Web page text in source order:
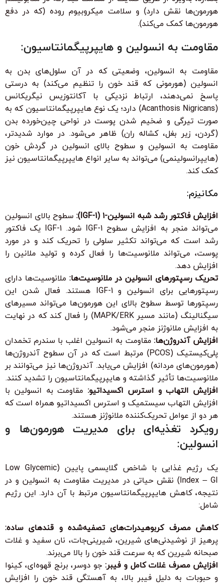
هورمون‌ها نقش دارد) و سلامت میکروبیوم روده (که در دفع
هورمون‌ها کمک می‌کند).
مقاومت به انسولین و هایپرپیگمانتاسیون:
مقاومت به انسولین، وضعیتی که در آن سلول‌های بدن به
انسولین (هورمونی که قند خون را تنظیم می‌کند) به درستی
پاسخ نمی‌دهند، ارتباط نزدیکی با آکانتوزیس نیگریکانس
(Acanthosis Nigricans) دارد؛ یک نوع هایپرپیگمانتاسیون که به
صورت تیرگی و ضخیم شدن پوست در نواحی چین‌خورده بدن
(گردن، زیر بغل، کشاله ران) ظاهر می‌شود. در موارد شدیدتر،
مقاومت به انسولین و سطوح بالای انسولین در گردش خون
(هایپرانسولینمی) می‌تواند به سایر انواع هایپرپیگمانتاسیون نیز
کمک کند.
مکانیزم:
افزایش فاکتور رشد شبه انسولین-۱ (IGF-1):
سطوح بالای انسولین
می‌تواند منجر به افزایش سطوح IGF-1 شود. IGF-1 یک فاکتور
رشد است که می‌تواند تکثیر سلولی را تحریک کند و در مورد
پوست، می‌تواند ملانوسیت‌ها را فعال کرده و تولید ملانین را
افزایش دهد.
تحریک رسپتورهای انسولین در ملانوسیت‌ها: ملانوسیت‌ها دارای
رسپتورهایی برای انسولین و IGF-1 هستند. فعال شدن این
رسپتورها توسط سطوح بالای این هورمون‌ها می‌تواند مسیرهای
سیگنالینگ (مانند مسیر MAPK/ERK) را فعال کند که در نهایت
به افزایش ملانوژنز منجر می‌شود.
افزایش آندروژن‌ها:مقاومت به انسولین اغلب با سندرم تخمدان
پلی‌کیستیک (PCOS) مرتبط است که در آن سطوح آندروژن‌ها
(هورمون‌های مردانه) افزایش می‌یابد. آندروژن‌ها نیز می‌توانند بر
ملانوسیت‌ها تأثیر گذاشته و هایپرپیگمانتاسیون را تشدید کنند.
افزایش التهاب و استرس اکسیداتیو: مقاومت به انسولین با
افزایش التهاب سیستمیک و استرس اکسیداتیو همراه است که
هر دو از عوامل تحریک‌کننده ملانوژنز هستند.
رویکرد تغذیه‌ای برای مدیریت هورمون‌ها و
انسولین:
یک رژیم غذایی با شاخص گلایسمی پایین (Low Glycemic
Index – GI) نقش حیاتی در مدیریت مقاومت به انسولین و در
نتیجه، کاهش هایپرپیگمانتاسیون مرتبط با آن دارد. این رژیم
شامل:
کاهش مصرف کربوهیدرات‌های تصفیه‌شده و قندهای ساده:
پرهیز از نوشیدنی‌های شیرین، شیرینی‌جات، نان سفید و غلات
صبحانه شیرین که به سرعت قند خون را بالا می‌برند.
افزایش مصرف غلات کامل و فیبر: جو دوسر، برنج قهوه‌ای، کینوا
و حبوبات به دلیل فیبر بالا، به آهستگی قند خون را افزایش